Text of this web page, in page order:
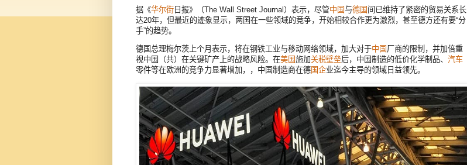
据《华尔街 日报》（The Wall Street Journal）表示，尽管中国与德国 间已维持了紧密的贸易关系长
达20年，但最近的迹象显示，两国在一些领域的竞争，开始相较合作更为激烈，甚至德方还有要“分
手”的趋势。
德国总理梅尔茨上个月表示，将在钢铁工业与移动网络领域，加大对于中国 厂商的限制，并加倍重
视中国（共）在关键矿产上的战略风险。在美国施加关税壁垒后，中国制造的低价化学制品、 汽车
零件等在欧洲的竞争力显著增加，，中国制造商在德 国企业迄今主导的领域日益领先。